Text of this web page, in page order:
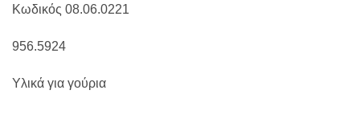
Κωδικός 08.06.0221
956.5924
Υλικά για γούρια